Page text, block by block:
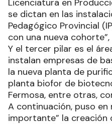
Licenciatura en
se dictan en las
Pedagógico Provincial
con una nueva
Y el tercer pilar es el
instalan empresas de
la nueva planta de
planta biofor de
Fermosa, entre otras,
A continuación, puso
importante” la creación